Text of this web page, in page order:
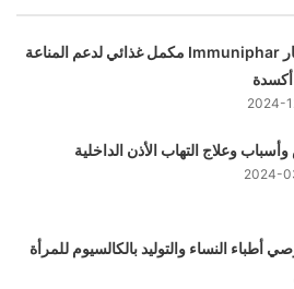
إميونيفار Immuniphar مكمل غذائي لدعم المناعة
2024-
وعلاج التهاب الأذن الداخلية
2024-
أطباء النساء والتوليد بالكالسيوم للمرأة